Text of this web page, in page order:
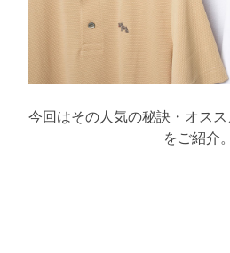
今回はその人気の秘訣・オス
をご紹介。